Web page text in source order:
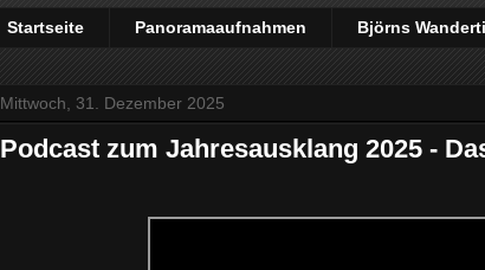
Startseite Panoramaaufnahmen Björns
Mittwoch, 31. Dezember 2025
Podcast zum Jahresausklang 2025 -